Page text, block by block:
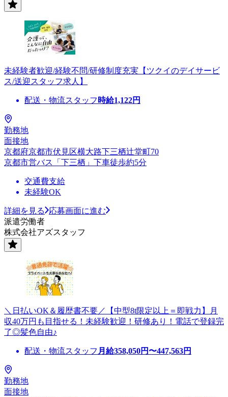
未経験者歓迎/経験不問/研修制度充実【ツクイのデイサービ
ス/送迎スタッフ求人】
配送・物流スタッフ 時給1,122円
勤務地
面接地
京都府京都市伏見区横大路下三栖辻堂町70
京都市営バス「下三栖」下車徒歩約5分
交通費支給
未経験OK
詳細を見る
応募画面に進む
派遣労働者
株式会社アズスタッフ
＼日払いOK＆履歴書不要／【中型8t限定以上＝即戦力】月
収40万円も目指せる！未経験歓迎！研修あり！電話で登録完
了◎髪色自由♪
配送・物流スタッフ 月給358,050円〜447,563円
勤務地
面接地